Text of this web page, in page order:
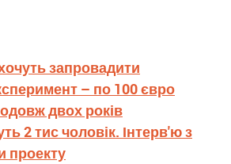
запровадити
– по 100 євро
двох років
2 тис чоловік. Інтерв'ю з
проекту